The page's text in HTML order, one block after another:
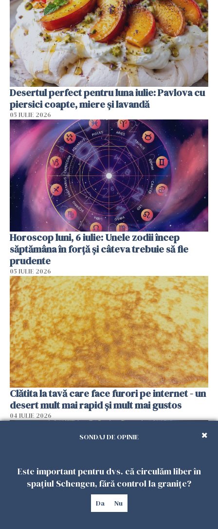
Desertul perfect pentru luna iulie: Pavlova cu
piersici coapte, miere și lavandă
05 IULIE 2026
Horoscop luni, 6 iulie: Unele zodii încep
săptămâna în forță și câteva trebuie să fie
prudente
05 IULIE 2026
Clătita la tavă care face furori pe internet - un
desert mult mai rapid și mult mai gustos
04 IULIE 2026
SONDAJ DE OPINIE
Este important pentru dvs. că circulăm liber în
spațiul Schengen, fără control la granițe?
Da Nu